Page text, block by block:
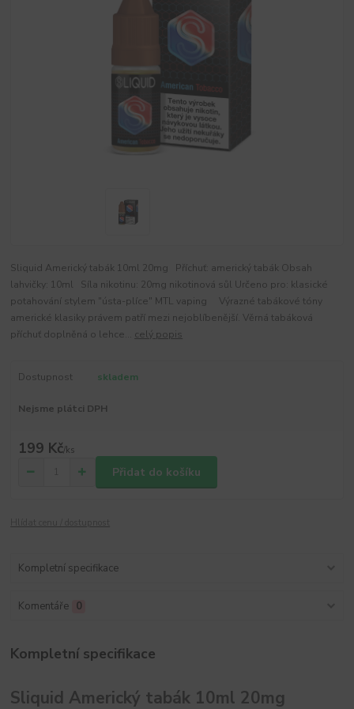
Sliquid Americký tabák 10ml 20mg Příchuť: americký tabák Obsah
lahvičky: 10ml Síla nikotinu: 20mg nikotinová sůl Určeno pro: klasické
potahování stylem "ústa-plíce" MTL vaping Výrazné tabákové tóny
americké klasiky právem patří mezi nejoblíbenější. Věrná tabáková
příchuť doplněná o lehce... celý popis
Dostupnost skladem
Nejsme plátci DPH
199 Kč/ks
Přidat do košíku
Kompletní specifikace
Komentáře 0
Kompletní specifikace
Sliquid Americký tabák 10ml 20mg